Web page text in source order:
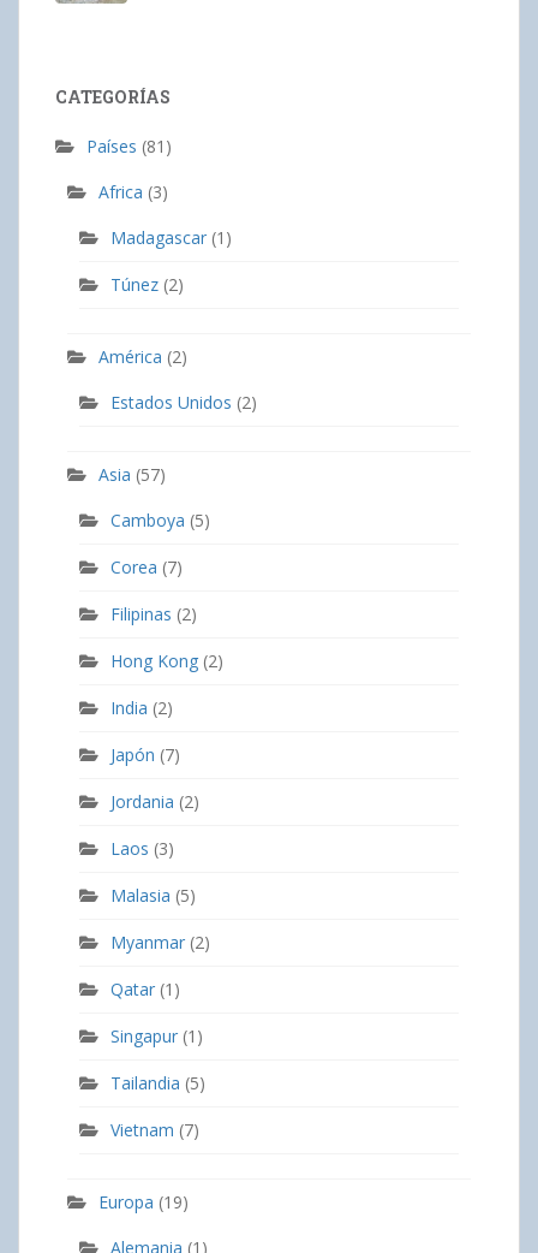
CATEGORÍAS
Países (81)
Africa (3)
Madagascar (1)
Túnez (2)
América (2)
Estados Unidos (2)
Asia (57)
Camboya (5)
Corea (7)
Filipinas (2)
Hong Kong (2)
India (2)
Japón (7)
Jordania (2)
Laos (3)
Malasia (5)
Myanmar (2)
Qatar (1)
Singapur (1)
Tailandia (5)
Vietnam (7)
Europa (19)
Alemania (1)